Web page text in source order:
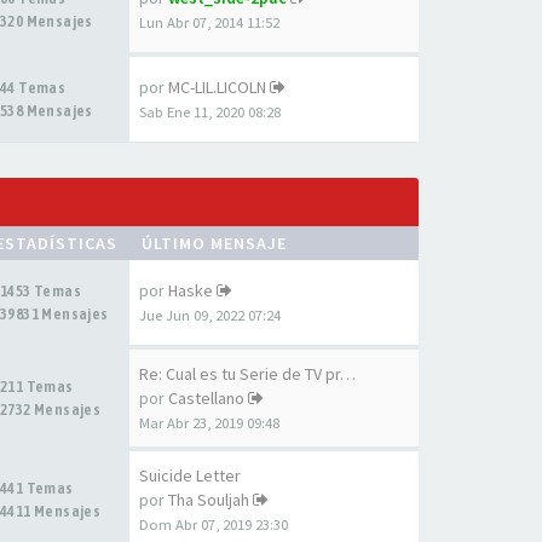
320 Mensajes
Lun Abr 07, 2014 11:52
44 Temas
538 Mensajes
por MC-LIL.LICOLN
Sab Ene 11, 2020 08:28
ÚLTIMO MENSAJE
1453 Temas
39831 Mensajes
por Haske
Jue Jun 09, 2022 07:24
211 Temas
2732 Mensajes
Re: Cual es tu Serie de TV pr…
por Castellano
Mar Abr 23, 2019 09:48
441 Temas
4411 Mensajes
Suicide Letter
porTha Souljah
Dom Abr 07, 2019 23:30